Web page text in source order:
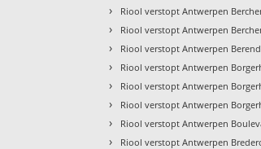
› Riool verstopt Antwerpen
› Riool verstopt Antwerpen
› Riool verstopt Antwerpen
› Riool verstopt Antwerpen
› Riool verstopt Antwerpen
› Riool verstopt Antwerpen
› Riool verstopt Antwerpen
› Riool verstopt Antwerpen